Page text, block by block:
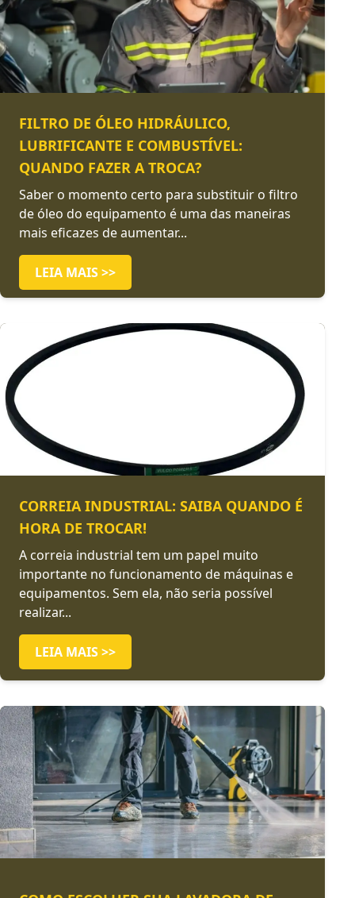
FILTRO DE ÓLEO HIDRÁULICO,
LUBRIFICANTE E COMBUSTÍVEL:
QUANDO FAZER A TROCA?
Saber o momento certo para substituir o filtro
de óleo do equipamento é uma das maneiras
mais eficazes de aumentar...
LEIA MAIS >>
CORREIA INDUSTRIAL: SAIBA QUANDO É
HORA DE TROCAR!
A correia industrial tem um papel muito
importante no funcionamento de máquinas e
equipamentos. Sem ela, não seria possível
realizar...
LEIA MAIS >>